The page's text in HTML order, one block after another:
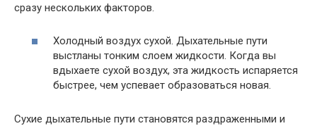
сразу нескольких факторов.
Холодный воздух сухой. Дыхательные пути
выстланы тонким слоем жидкости. Когда вы
вдыхаете сухой воздух, эта жидкость испаряется
быстрее, чем успевает образоваться новая.
Сухие дыхательные пути становятся раздраженными и